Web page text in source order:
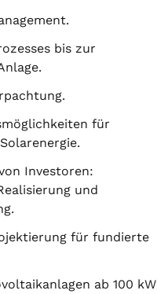
bis zur
für
Investoren:
und
für fundierte
ab 100 kW